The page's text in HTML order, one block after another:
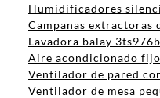
Humidificadores
Campanas extractoras
Lavadora balay
Aire acondicionado fijo
Ventilador de pared
Ventilador de mesa